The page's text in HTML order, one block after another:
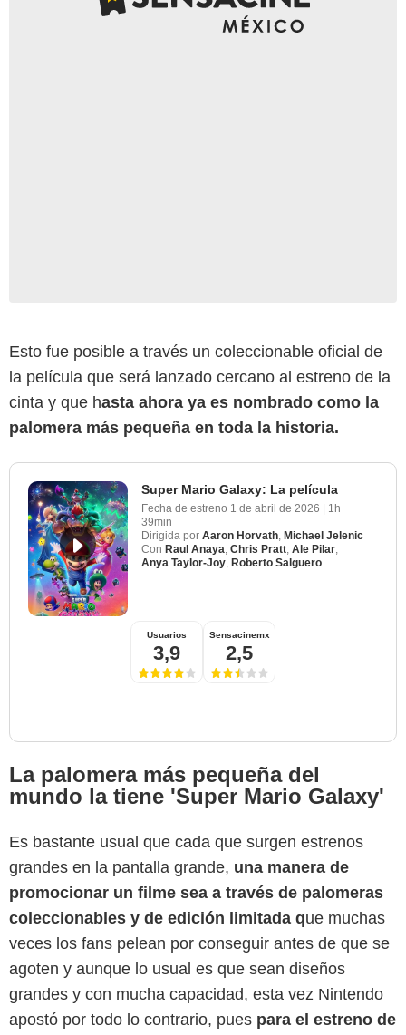
Esto fue posible a través un coleccionable oficial de
la película que será lanzado cercano al estreno de la
cinta y que hasta ahora ya es nombrado como la
palomera más pequeña en toda la historia.
Super Mario Galaxy: La película
Fecha de estreno 1 de abril de 2026 | 1h
39min
Dirigida por Aaron Horvath Michael Jelenic
Con Raul Anaya Chris Pratt Ale Pilar
Anya Taylor-Joy Roberto Salguero
Usuarios
3,9
Sensacinemx
2,5
La palomera más pequeña del
mundo la tiene 'Super Mario Galaxy'
Es bastante usual que cada que surgen estrenos
grandes en la pantalla grande, una manera de
promocionar un filme sea a través de palomeras
coleccionables y de edición limitada que muchas
veces los fans pelean por conseguir antes de que se
agoten y aunque lo usual es que sean diseños
grandes y con mucha capacidad, esta vez Nintendo
apostó por todo lo contrario, pues para el estreno de